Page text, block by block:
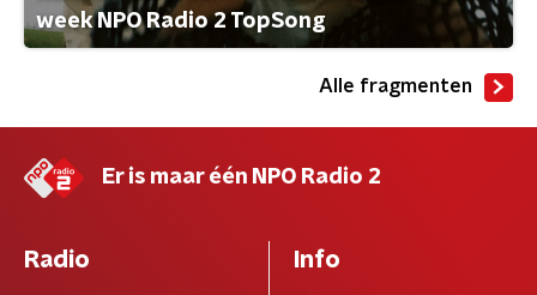
week NPO Radio 2 TopSong
Alle fragmenten
Er is maar één NPO Radio 2
Radio Info